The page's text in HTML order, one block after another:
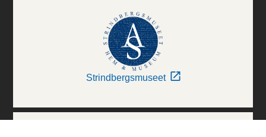
Strindbergsmuseet